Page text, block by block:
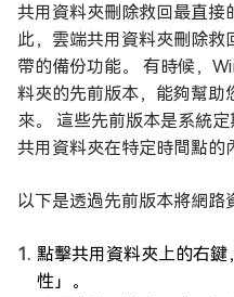
共用資料夾刪除救回最直接
此，雲端共用資料夾刪除救
帶的備份功能。 有時候，
料夾的先前版本，能夠幫助
來。 這些先前版本是系統
共用資料夾在特定時間點的
以下是透過先前版本將網路
點擊共用資料夾上的右
性」。